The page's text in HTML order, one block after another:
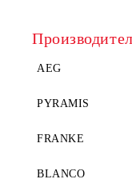
AEG
PYRAMIS
FRANKE
BLANCO